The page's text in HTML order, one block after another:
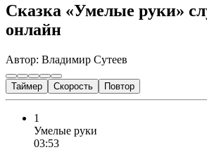
Сказка «Умелые руки»
онлайн
Автор: Владимир Сутеев
Таймер Скорость Повтор
1
Умелые руки
03:53